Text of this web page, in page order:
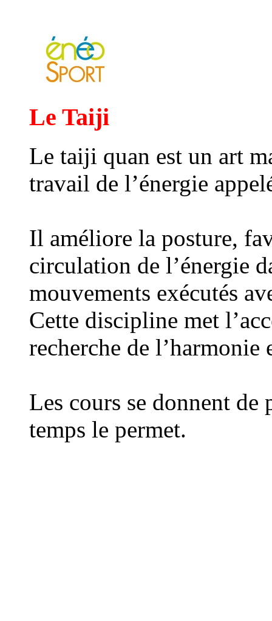
Le Taiji
Le taiji quan est un art
travail de l’énergie
Il améliore la posture,
circulation de l’énergie
mouvements exécutés
Cette discipline met
recherche de l’harmonie
Les cours se donnent de
temps le permet.